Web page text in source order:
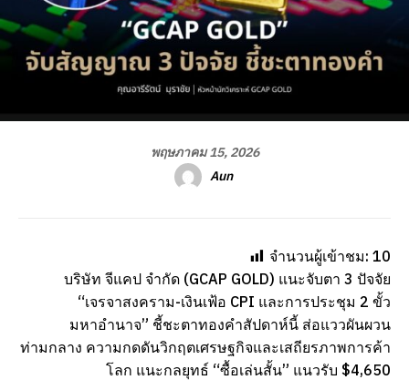
พฤษภาคม 15, 2026
Aun
จำนวนผู้เข้าชม: 10
บริษัท จีแคป จำกัด (GCAP GOLD) แนะจับตา 3 ปัจจัย
“เจรจาสงคราม-เงินเฟ้อ CPI และการประชุม 2 ขั้ว
มหาอำนาจ” ชี้ชะตาทองคำสัปดาห์นี้ ส่อแววผันผวน
ท่ามกลาง ความกดดันวิกฤตเศรษฐกิจและเสถียรภาพการค้า
โลก แนะกลยุทธ์ “ซื้อเล่นสั้น” แนวรับ $4,650